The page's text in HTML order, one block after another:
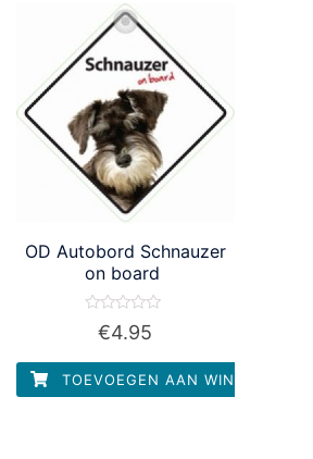
OD Autobord Schnauzer
on board
Waardering
5
€4.95
TOEVOEGEN AAN WINKELWAGEN